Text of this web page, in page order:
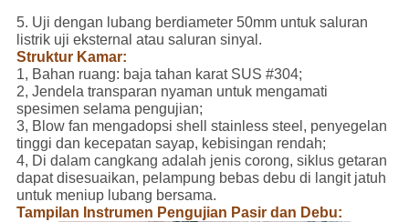
5. Uji dengan lubang berdiameter 50mm untuk saluran
listrik uji eksternal atau saluran sinyal.
Struktur Kamar:
1, Bahan ruang: baja tahan karat SUS #304;
2, Jendela transparan nyaman untuk mengamati
spesimen selama pengujian;
3, Blow fan mengadopsi shell stainless steel, penyegelan
tinggi dan kecepatan sayap, kebisingan rendah;
4, Di dalam cangkang adalah jenis corong, siklus getaran
dapat disesuaikan, pelampung bebas debu di langit jatuh
untuk meniup lubang bersama.
Tampilan Instrumen Pengujian Pasir dan Debu: